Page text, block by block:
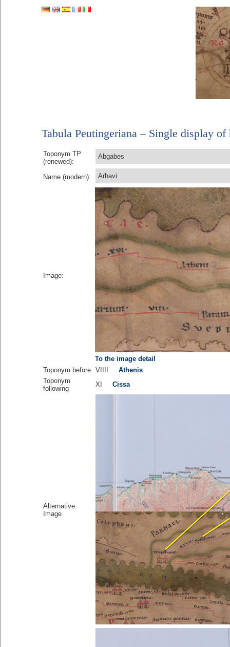
Tabula Peutingeriana – Single display of
Toponym TP
(renewed):
Abgabes
Name (modern): Arhavi
Image:
To the image detail
Toponym before VIIII Athenis
Toponym
following
XI Cissa
Alternative
Image